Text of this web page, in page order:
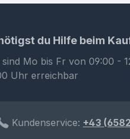
du Hilfe beim
Mo bis Fr von 09:00 -
Uhr erreichbar
Kundenservice: +43